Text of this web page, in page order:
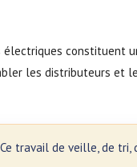
électriques
les distributeurs et
Ce travail de veille, de tri,